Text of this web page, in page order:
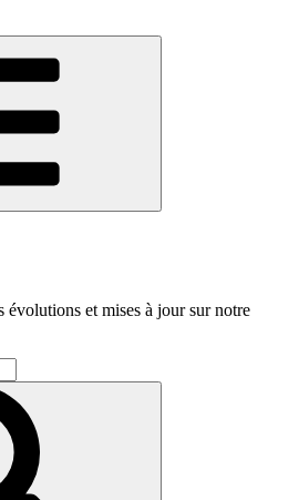
évolutions et mises à jour sur notre